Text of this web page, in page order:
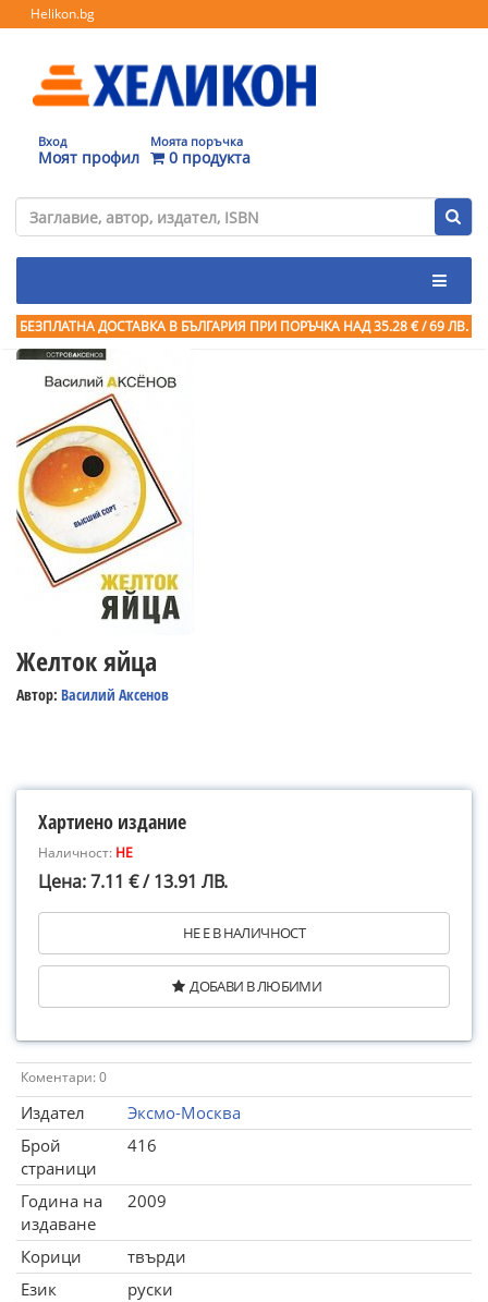
Helikon.bg
Вход
Моят профил
Моята поръчка
0 продукта
БЕЗПЛАТНА ДОСТАВКА В БЪЛГАРИЯ ПРИ ПОРЪЧКА НАД 35.28 € / 69 ЛВ.
Желток яйца
Автор: Василий Аксенов
Хартиено издание
Наличност: НЕ
Цена: 7.11 € / 13.91 ЛВ.
НЕ Е В НАЛИЧНОСТ
ДОБАВИ В ЛЮБИМИ
Коментари: 0
Издател
Эксмо-Москва
Брой
страници
416
Година на
издаване
2009
Корици
твърди
Език
руски